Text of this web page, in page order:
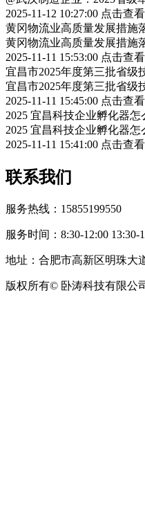
2025-11-12 10:27:00 点击查看
黄冈物流业高质量发展措施
黄冈物流业高质量发展措施
2025-11-11 15:53:00 点击查看
宜昌市2025年度第三批省级
宜昌市2025年度第三批省级
2025-11-11 15:45:00 点击查看
2025 宜昌科技企业孵化器
2025 宜昌科技企业孵化器
2025-11-11 15:41:00 点击查看
联系我们
服务热线：15855199550
服务时间：8:30-12:00 13:30-
地址：合肥市高新区明珠大
版权所有© 卧涛科技有限公